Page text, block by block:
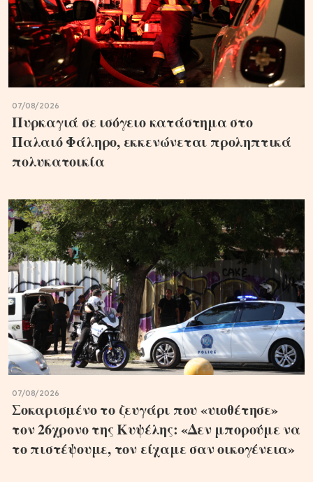
07/08/2026
Πυρκαγιά σε ισόγειο κατάστημα στο
Παλαιό Φάληρο, εκκενώνεται προληπτικά
πολυκατοικία
07/08/2026
Σοκαρισμένο το ζευγάρι που «υιοθέτησε»
τον 26χρονο της Κυψέλης: «Δεν μπορούμε να
το πιστέψουμε, τον είχαμε σαν οικογένεια»